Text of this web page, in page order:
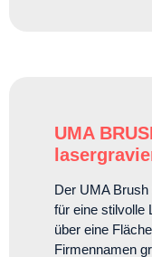
UMA
Der UMA
für eine stilvolle
über eine
Firmennamen